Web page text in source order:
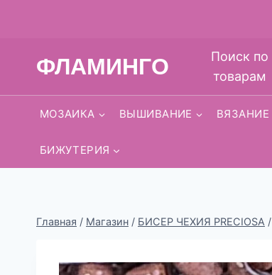
ФЛАМИНГО
Поиск по
товарам
МОЗАИКА ВЫШИВАНИЕ ВЯЗАНИЕ
БИЖУТЕРИЯ
Главная / Магазин / БИСЕР ЧЕХИЯ PRECIOSA /